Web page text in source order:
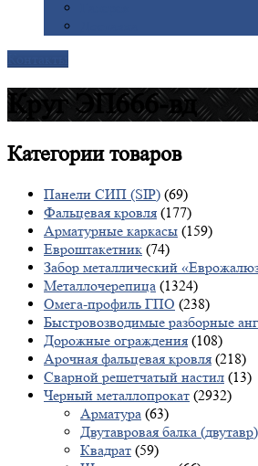
Круг ЭП666-вд
Категориитоваров
Панели СИП (SIP) (69)
Фальцевая кровля (177)
Арматурные каркасы (159)
Евроштакетник (74)
Забор металлический
Металлочерепица (1324)
Омега-профиль ГПО (238)
Быстровозводимые разборные
Дорожные ограждения (108)
Арочная фальцевая кровля (218)
Сварной решетчатый настил (13)
Черный металлопрокат (2932)
Арматура (63)
Двутавровая балка (двутавр)
Квадрат (59)